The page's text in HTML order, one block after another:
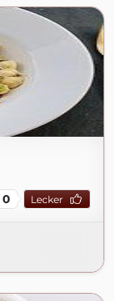
0 Lecker